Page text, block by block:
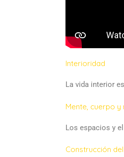
Interioridad
La vida interior
Mente, cuerpo y
Los espacios y
Construcción